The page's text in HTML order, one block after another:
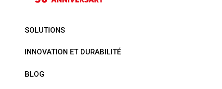
SOLUTIONS
INNOVATION ET DURABILITÉ
BLOG